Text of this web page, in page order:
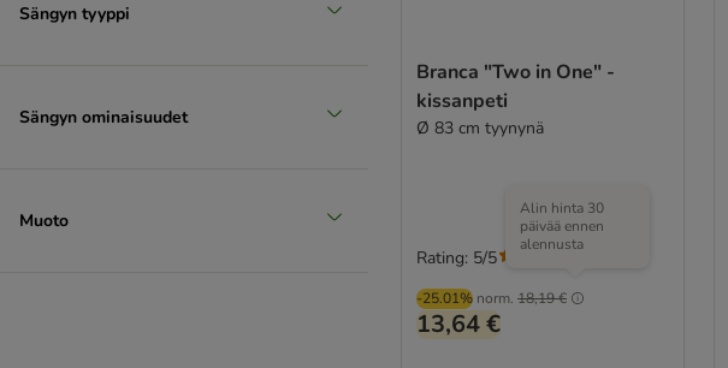
Sängyn tyyppi
Sängyn ominaisuudet
Muoto
Branca "Two in One" -
kissanpeti
Ø 83 cm tyynynä
-25.01% norm. 18,19 €
Alin hinta 30
päivää ennen
alennusta
13,64 €
Rating: 5/5